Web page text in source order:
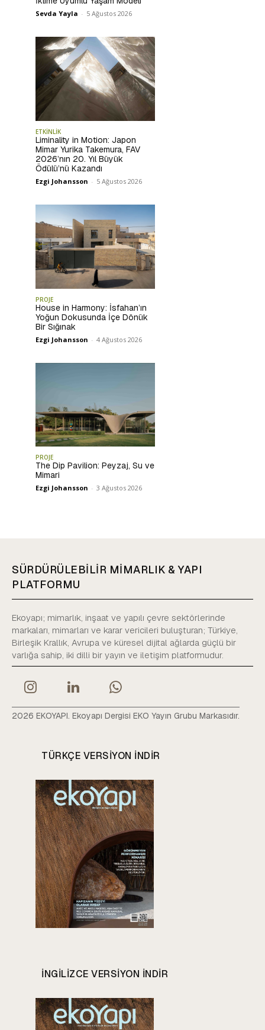
Sevda Yayla - 5 Ağustos 2026
ETKİNLİK
Liminality in Motion: Japon
Mimar Yurika Takemura, FAV
2026’nın 20. Yıl Büyük
Ödülü’nü Kazandı
Ezgi Johansson - 5 Ağustos 2026
PROJE
House in Harmony: İsfahan’ın
Yoğun Dokusunda İçe Dönük
Bir Sığınak
Ezgi Johansson - 4 Ağustos 2026
PROJE
The Dip Pavilion: Peyzaj, Su ve
Mimari
Ezgi Johansson - 3 Ağustos 2026
SÜRDÜRÜLEBİLİR MİMARLIK & YAPI
PLATFORMU
Ekoyapı; mimarlık, inşaat ve yapılı çevre sektörlerinde
markaları, mimarları ve karar vericileri buluşturan; Türkiye,
Birleşik Krallık, Avrupa ve küresel dijital ağlarda güçlü bir
varlığa sahip, iki dilli bir yayın ve iletişim platformudur.
2026 EKOYAPI. Ekoyapı Dergisi EKO Yayın Grubu Markasıdır.
TÜRKÇE VERSIYON INDIR
INGILIZCE VERSIYON INDIR